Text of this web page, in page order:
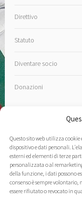
Questo sito web utilizza
dispositivo e dati personali.
esterni ed elementi di terze
personalizzata o al
della funzione, i dati possono
consenso è sempre volontario,
essere rifiutato o revocato in
Direttivo
Statuto
Diventare socio
Donazioni
Contatto
Note Legali
Informativa sulla privacy